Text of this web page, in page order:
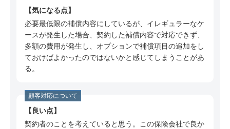
50代 女性（東京都）のSBI損保についての口コ
ミ
50代 女性（兵庫県）のSBI損保についての口コ
ミ
ミ
50代 女性（兵庫県）のSBI損保についての口コ
ミ
気になる点
必要最低限の補償内容にしているが、イレギュラーなケ
ースが発生した場合、契約した補償内容で対応できず、
多額の費用が発生し、オプションで補償項目の追加をし
ておけばよかったのではないかと感じてしまうことがあ
る。
顧客対応について
良い点
契約者のことを考えていると思う。この保険会社で良か